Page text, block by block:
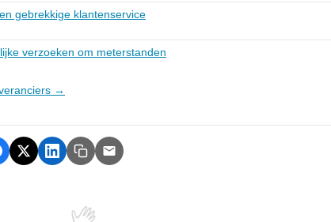
gebrekkige klantenservice
verzoeken om meterstanden
→